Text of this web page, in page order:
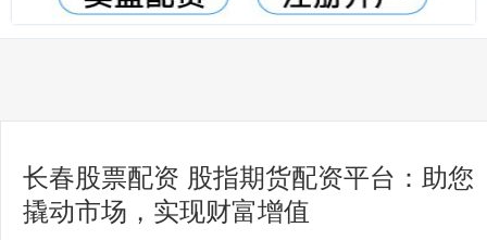
长春股票配资 股指期货配资平台：助您
撬动市场，实现财富增值